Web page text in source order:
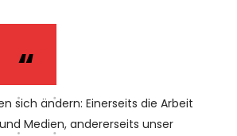
“
sich ändern: Einerseits die Arbeit
Medien, andererseits unser